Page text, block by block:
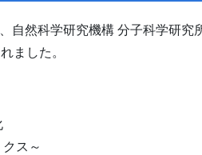
自然科学研究機構 分子科学研
ました。
ス～